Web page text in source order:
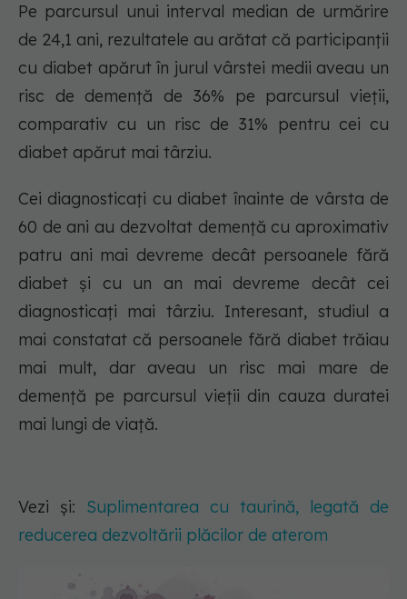
Pe parcursul unui interval median de urmărire
de 24,1 ani, rezultatele au arătat că participanții
cu diabet apărut în jurul vârstei medii aveau un
risc de demență de 36% pe parcursul vieții,
comparativ cu un risc de 31% pentru cei cu
diabet apărut mai târziu.
Cei diagnosticați cu diabet înainte de vârsta de
60 de ani au dezvoltat demență cu aproximativ
patru ani mai devreme decât persoanele fără
diabet și cu un an mai devreme decât cei
diagnosticați mai târziu. Interesant, studiul a
mai constatat că persoanele fără diabet trăiau
mai mult, dar aveau un risc mai mare de
demență pe parcursul vieții din cauza duratei
mai lungi de viață.
Vezi și: Suplimentarea cu taurină, legată de
reducerea dezvoltării plăcilor de aterom